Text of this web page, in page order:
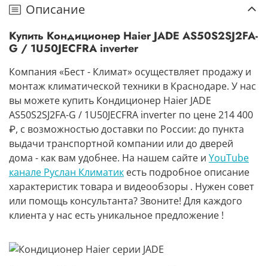
Описание
Купить Кондиционер Haier JADE AS50S2SJ2FA-
G / 1U50JECFRA inverter
Компания «Бест - Климат» осуществляет продажу и
монтаж климатической техники в Краснодаре. У нас
вы можете купить Кондиционер Haier JADE
AS50S2SJ2FA-G / 1U50JECFRA inverter по цене 214 400
₽, с возможностью доставки по России: до пункта
выдачи транспортной компании или до дверей
дома - как вам удобнее. На нашем сайте и YouTube
канале Руслан Климатик есть подробное описание
характеристик товара и видеообзоры . Нужен совет
или помощь консультанта? Звоните! Для каждого
клиента у нас есть уникальное предложение !